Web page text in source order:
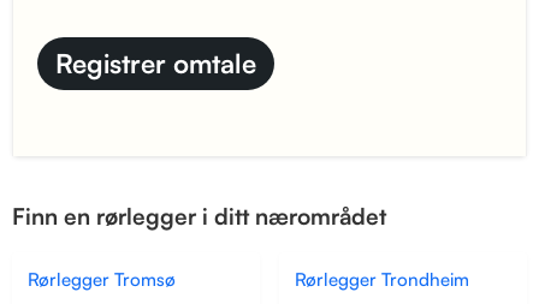
Finn en rørlegger i ditt nærområdet
Rørlegger Tromsø Rørlegger Trondheim